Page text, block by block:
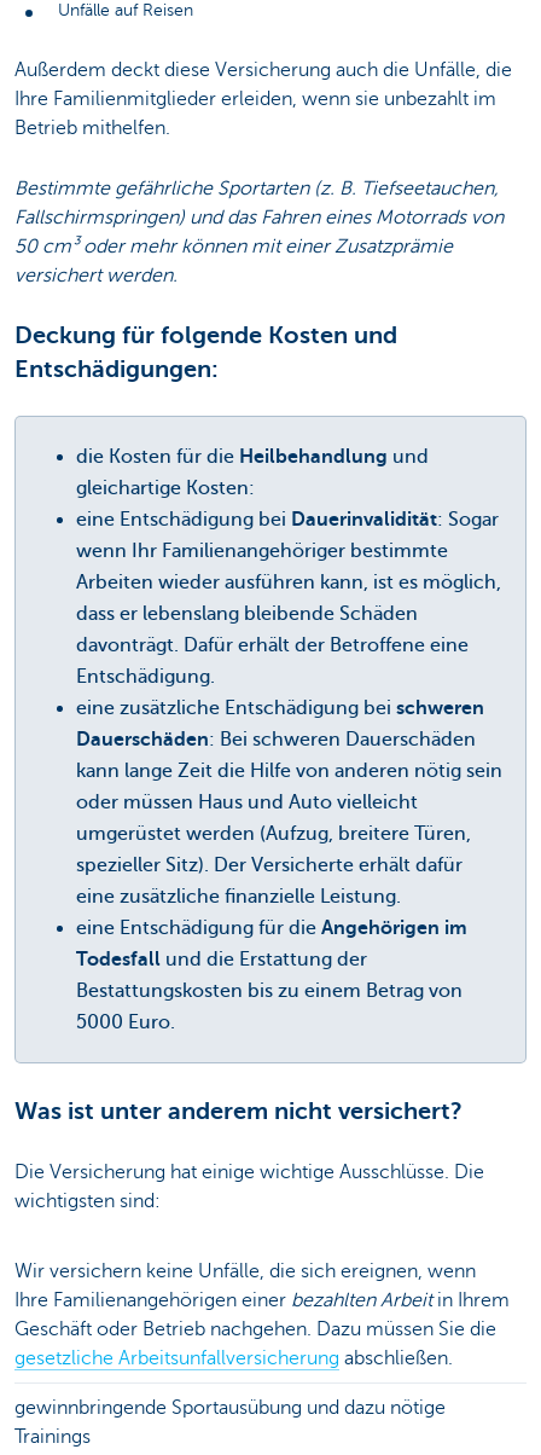
Unfälle auf Reisen
Außerdem deckt diese Versicherung auch die Unfälle, die
Ihre Familienmitglieder erleiden, wenn sie unbezahlt im
Betrieb mithelfen.
Bestimmte gefährliche Sportarten (z. B. Tiefseetauchen,
Fallschirmspringen) und das Fahren eines Motorrads von
50 cm³ oder mehr können mit einer Zusatzprämie
versichert werden.
Deckung für folgende Kosten und
Entschädigungen:
die Kosten für die Heilbehandlung und
gleichartige Kosten:
eine Entschädigung bei Dauerinvalidität: Sogar
wenn Ihr Familienangehöriger bestimmte
Arbeiten wieder ausführen kann, ist es möglich,
dass er lebenslang bleibende Schäden
davonträgt. Dafür erhält der Betroffene eine
Entschädigung.
eine zusätzliche Entschädigung bei schweren
Dauerschäden: Bei schweren Dauerschäden
kann lange Zeit die Hilfe von anderen nötig sein
oder müssen Haus und Auto vielleicht
umgerüstet werden (Aufzug, breitere Türen,
spezieller Sitz). Der Versicherte erhält dafür
eine zusätzliche finanzielle Leistung.
eine Entschädigung für die Angehörigen im
Todesfall und die Erstattung der
Bestattungskosten bis zu einem Betrag von
5000 Euro.
Was ist unter anderem nicht versichert?
Die Versicherung hat einige wichtige Ausschlüsse. Die
wichtigsten sind:
Wir versichern keine Unfälle, die sich ereignen, wenn
Ihre Familienangehörigen einer bezahlten Arbeitin Ihrem
Geschäft oder Betrieb nachgehen. Dazu müssen Sie die
gesetzliche Arbeitsunfallversicherung abschließen.
gewinnbringende Sportausübung und dazu nötige
Trainings